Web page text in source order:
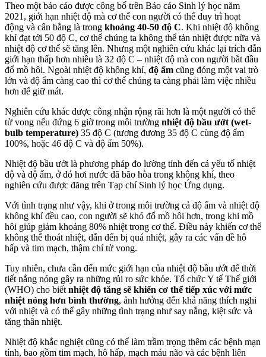
Theo một báo cáo được công bố trên Báo cáo Sinh lý học năm
2021, giới hạn nhiệt độ mà cơ thể con người có thể duy trì hoạt
động và cân bằng là trong khoảng 40-50 độ C. Khi nhiệt độ không
khí đạt tới 50 độ C, cơ thể chúng ta không thể tản nhiệt được nữa và
nhiệt độ cơ thể sẽ tăng lên. Nhưng một nghiên cứu khác lại trích dẫn
giới hạn thấp hơn nhiều là 32 độ C – nhiệt độ mà con người bắt đầu
đổ mồ hôi. Ngoài nhiệt độ không khí, độ ẩm cũng đóng một vai trò
lớn và độ ẩm càng cao thì cơ thể chúng ta càng phải làm việc nhiều
hơn để giữ mát.
Nghiên cứu khác được công nhận rộng rãi hơn là một người có thể
tử vong nếu đứng 6 giờ trong môi trường nhiệt độ bầu ướt (wet-
bulb temperature) 35 độ C (tương đương 35 độ C cùng độ ẩm
100%, hoặc 46 độ C và độ ẩm 50%).
Nhiệt độ bầu ướt là phương pháp đo lường tính đến cả yếu tố nhiệt
độ và độ ẩm, ở đó hơi nước đã bão hòa trong không khí, theo
nghiên cứu được đăng trên Tạp chí Sinh lý học Ứng dụng.
Với tình trạng như vậy, khi ở trong môi trường cả độ ẩm và nhiệt độ
không khí đều cao, con người sẽ khó đổ mồ hôi hơn, trong khi mồ
hôi giúp giảm khoảng 80% nhiệt trong cơ thể. Điều này khiến cơ thể
không thể thoát nhiệt, dẫn đến bị quá nhiệt, gây ra các vấn đề hô
hấp và tim mạch, thậm chí tử vong.
Tuy nhiên, chưa cần đến mức giới hạn của nhiệt độ bầu ướt để thời
tiết nắng nóng gây ra những rủi ro sức khỏe. Tổ chức Y tế Thế giới
(WHO) cho biếtnhiệt độ tăng sẽ khiến cơ thể tiếp xúc với mức
nhiệt nóng hơn bình thường, ảnh hưởng đến khả năng thích nghi
với nhiệt và có thể gây những tình trạng như say nắng, kiệt sức và
tăng thân nhiệt.
Nhiệt độ khắc nghiệt cũng có thể làm trầm trọng thêm các bệnh mạn
tính, bao gồm tim mạch, hô hấp, mạch máu não và các bệnh liên